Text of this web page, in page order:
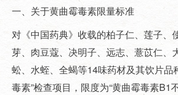
一、关于黄曲霉毒素限量标准
对《中国药典》收载的柏子仁、莲子、
芽、肉豆蔻、决明子、远志、薏苡仁、
蚣、水蛭、全蝎等14味药材及其饮片品
毒素”检查项目，限度为“黄曲霉毒素B1